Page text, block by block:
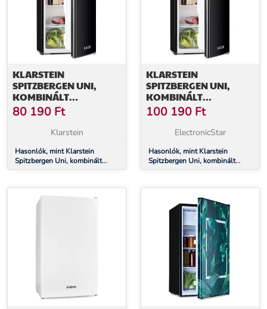
KLARSTEIN
SPITZBERGEN UNI,
KOMBINÁLT
HŰTŐSZEKRÉNY, 91
LITER, E
ENERGIAHATÉKONYSÁGI
80 190 Ft
Klarstein
Hasonlók, mint Klarstein
Spitzbergen Uni, kombinált
hűtőszekrény, 91 liter, E
fekete
KLARSTEIN
SPITZBERGEN UNI,
KOMBINÁLT
HŰTŐSZEKRÉNY, 91
LITER, E
ENERGIAHATÉKONYSÁGI
100 190 Ft
ElectronicStar
Hasonlók, mint Klarstein
Spitzbergen Uni, kombinált
hűtőszekrény, 91 liter, E
fekete